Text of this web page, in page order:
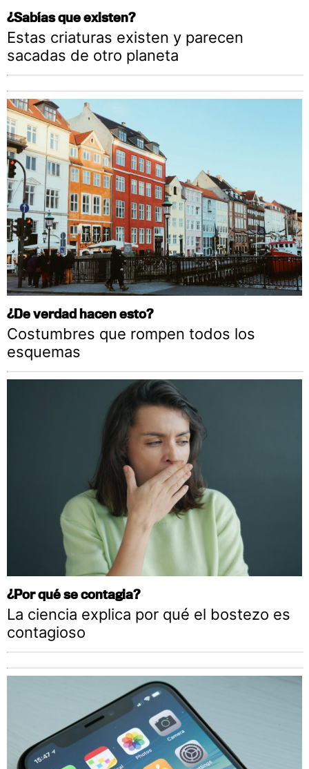
¿Sabías que existen?
Estas criaturas existen y parecen
sacadas de otro planeta
¿De verdad hacen esto?
Costumbres que rompen todos los
esquemas
¿Por qué se contagia?
La ciencia explica por qué el bostezo es
contagioso